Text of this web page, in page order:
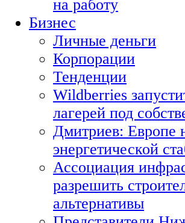
на работу
Бизнес
Личные деньги
Корпорации
Тенденции
Wildberries
лагерей под
Дмитриев: Европе
энергетической
Ассоциация
разрешить
альтернативы